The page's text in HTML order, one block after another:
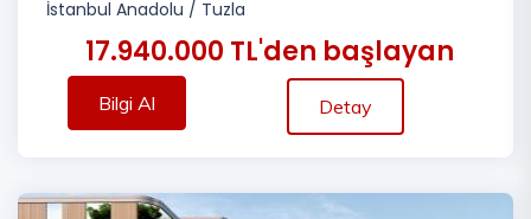
İstanbul Anadolu / Tuzla
17.940.000 TL'den başlayan
Bilgi Al Detay